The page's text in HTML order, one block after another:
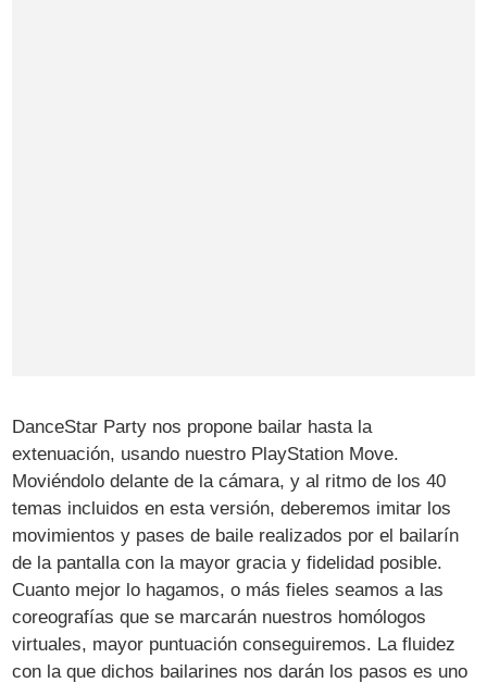
DanceStar Party nos propone bailar hasta la
extenuación, usando nuestro PlayStation Move.
Moviéndolo delante de la cámara, y al ritmo de los 40
temas incluidos en esta versión, deberemos imitar los
movimientos y pases de baile realizados por el bailarín
de la pantalla con la mayor gracia y fidelidad posible.
Cuanto mejor lo hagamos, o más fieles seamos a las
coreografías que se marcarán nuestros homólogos
virtuales, mayor puntuación conseguiremos. La fluidez
con la que dichos bailarines nos darán los pasos es uno